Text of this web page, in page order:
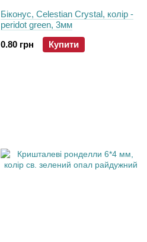
Біконус, Celestian Crystal, колір -
peridot green, 3мм
0.80 грн
Купити